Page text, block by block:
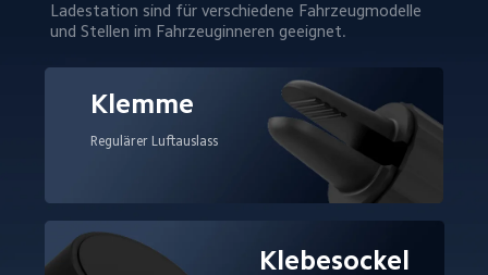
Ladestation sind für verschiedene Fahrzeugmodelle
und Stellen im Fahrzeuginneren geeignet.
Klemme
Regulärer Luftauslass
Klebesockel